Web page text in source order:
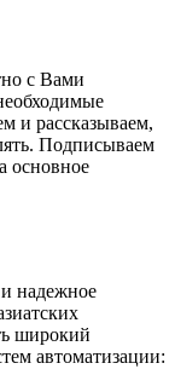
с Вами
и рассказываем,
Подписываем
основное
надежное
широкий
автоматизации: